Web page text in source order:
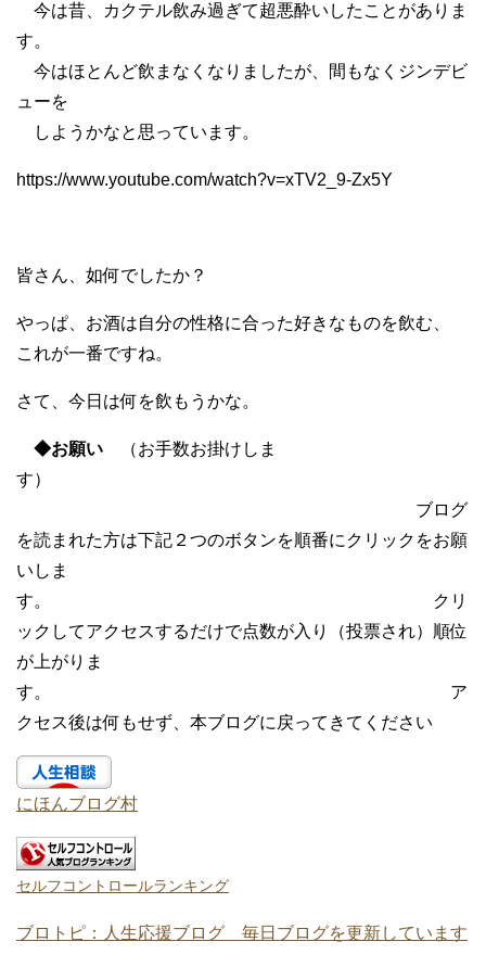
今は昔、カクテル飲み過ぎて超悪酔いしたことがありま
す。
今はほとんど飲まなくなりましたが、間もなくジンデビ
ューを
しようかなと思っています。
https://www.youtube.com/watch?v=xTV2_9-Zx5Y
皆さん、如何でしたか？
やっぱ、お酒は自分の性格に合った好きなものを飲む、
これが一番ですね。
さて、今日は何を飲もうかな。
◆お願い （お手数お掛けしま
す）
ブログ
を読まれた方は下記２つのボタンを順番にクリックをお願
いしま
す。 クリ
ックしてアクセスするだけで点数が入り（投票され）順位
が上がりま
す。 ア
クセス後は何もせず、本ブログに戻ってきてください
にほんブログ村
セルフコントロールランキング
ブロトピ：人生応援ブログ 毎日ブログを更新しています